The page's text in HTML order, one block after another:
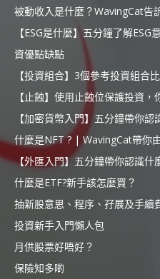
被動收入是什麼？WavingCat告
【ESG是什麼】五分鐘了解
資優點缺點
【投資組合】3個參考投資組合
【止蝕】使用止蝕位保護投資
【加密貨幣入門】五分鐘帶你
什麼是NFT ? | WavingCat帶你
【外匯入門】五分鐘帶你認識什
什麼是ETF?新手該怎麼買？
抽新股意思、程序、孖展及手續
投資新手入門懶人包
月供股票好唔好？
保險知多啲